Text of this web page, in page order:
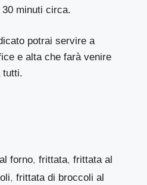
minuti circa.
potrai servire a
e alta che farà venire
tutti.
forno,frittata,frittata al
, frittata di broccoli al